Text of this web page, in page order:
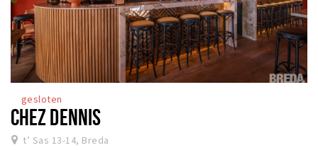
gesloten
CHEZ DENNIS
t’ Sas 13-14, Breda